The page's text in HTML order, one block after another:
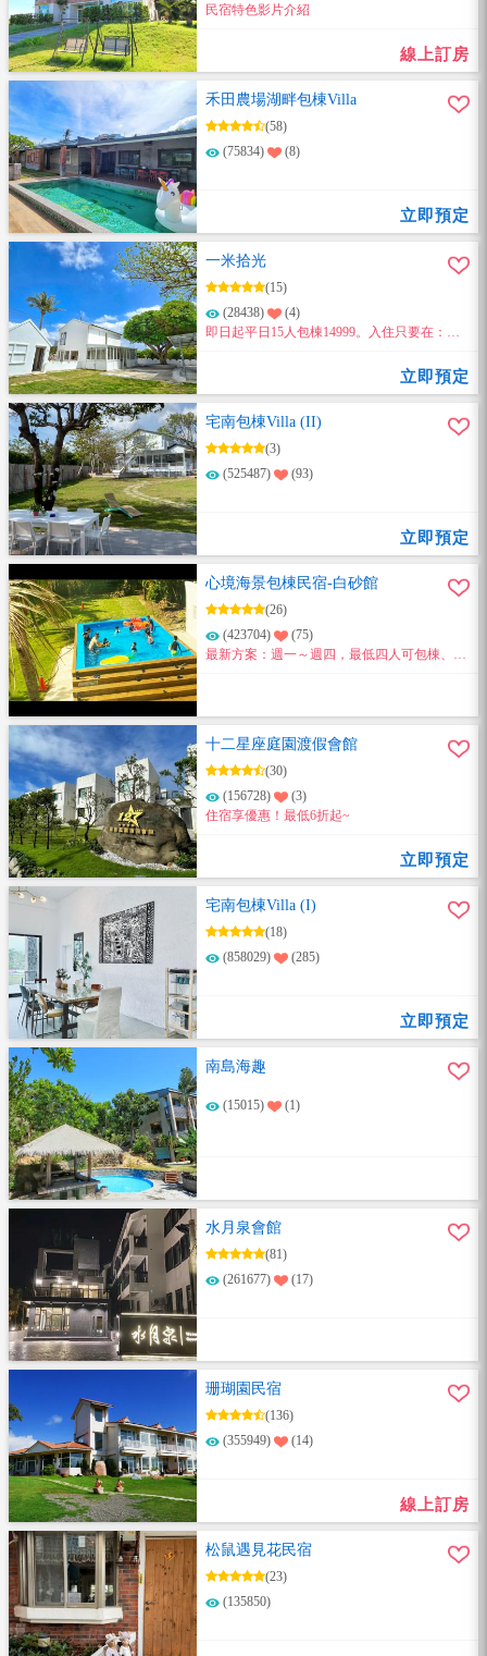
民宿特色影片介紹
線上訂房
禾田農場湖畔包棟Villa
(58)
(75834)
(8)
立即預定
一米拾光
(15)
(28438)
(4)
即日起平日15人包棟14999。入住只要在：臉
立即預定
宅南包棟Villa (II)
(3)
(525487)
(93)
立即預定
心境海景包棟民宿-白砂館
(26)
(423704)
(75)
最新方案：週一～週四，最低四人可包棟、比
十二星座庭園渡假會館
(30)
(156728)
(3)
住宿享優惠！最低6折起~
立即預定
宅南包棟Villa (I)
(18)
(858029)
(285)
立即預定
南島海趣
(15015) (1)
水月泉會館
(81)
(261677)
(17)
珊瑚園民宿
(136)
(355949)
(14)
線上訂房
松鼠遇見花民宿
(23)
(135850)